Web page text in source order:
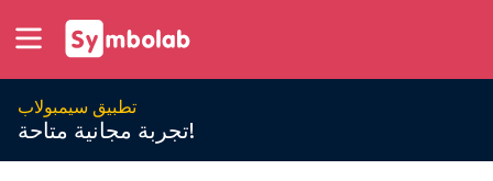
تطبيق سيمبولاب
تجربة مجانية متاحة!